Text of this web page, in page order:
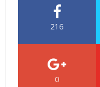
216
0